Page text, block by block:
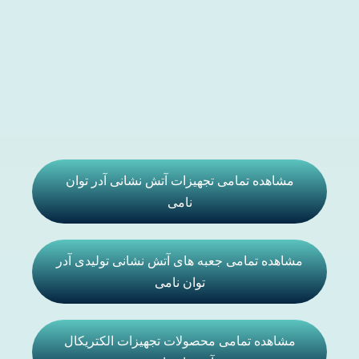
مشاهده تمامی تجهیزات آتش نشانی آدر توان
نامی
مشاهده تمامی جعبه های آتش نشانی تولیدی آدر
توان نامی
مشاهده تمامی محصولات تجهیزات الکتریکال